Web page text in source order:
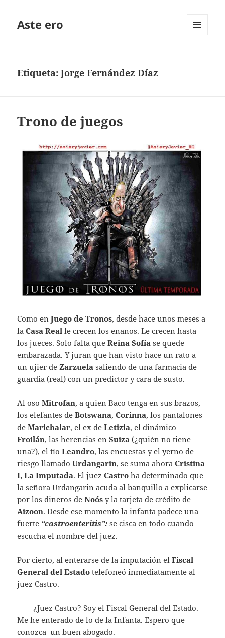
Aste ero
Etiqueta:Jorge Fernández Díaz
Trono de juegos
Como enJuego de Tronos, desde hace unos meses a
laCasa Real le crecen los enanos. Le crecen hasta
los jueces. Solo falta queReina Sofía se quede
embarazada. Y juran que han visto hace un rato a
un ujier de Zarzuela saliendo de una farmacia de
guardia (real) con un predictor y cara de susto.
Al osoMitrofan, a quien Baco tenga en sus brazos,
los elefantes deBotswana,Corinna, los pantalones
deMarichalar, el ex deLetizia, el dinámico
Froilán, las herencias enSuiza (¿quién no tiene
una?), el tíoLeandro, las encuestas y el yerno de
riesgo llamadoUrdangarin, se suma ahoraCristina
I, La Imputada. El juezCastro ha determinado que
la señora Urdangarin acuda al banquillo a explicarse
por los dineros de Noós y la tarjeta de crédito de
Aizoon. Desde ese momento la infanta padece una
fuerte “castroenteritis”: se cisca en todo cuando
escucha el nombre del juez.
Por cierto, al enterarse de la imputación elFiscal
General del Estado telefoneó inmediatamente al
juez Castro.
– ¿Juez Castro? Soy el Fiscal General del Estado.
Me he enterado de lo de la Infanta. Espero que
conozca un buen abogado.